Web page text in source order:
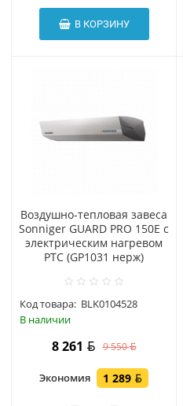
В КОРЗИНУ
Воздушно-тепловая завеса
Sonniger GUARD PRO 150E с
электрическим нагревом
PTC (GP1031 нерж)
Код товара: BLK0104528
В наличии
8 261 9 550
Экономия 1 289